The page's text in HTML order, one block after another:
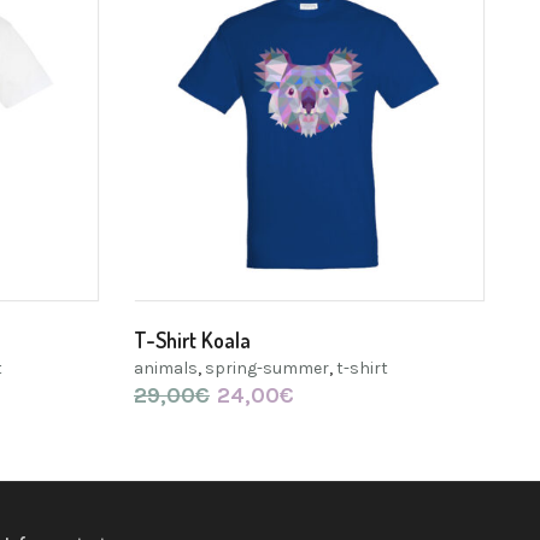
T-Shirt Koala
animals, spring-summer,t-shirt
29,00€ Il
24,00€